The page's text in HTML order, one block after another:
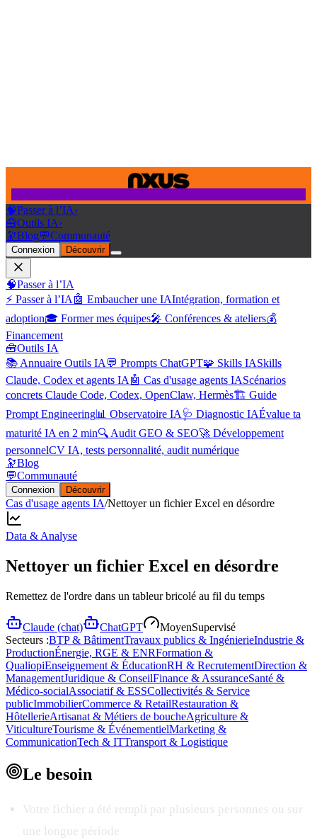
🧠Passer à l’IA›
🧰Outils IA›
🔭Blog💬Communauté
Connexion Découvrir
🧠Passer à l’IA
⚡ Passer à l’IA 🤖 Embaucher une IAIntégration, formation et
adoption🎓 Former mes équipes🎤 Conférences & ateliers💰
Financement
🧰Outils IA
📚 Annuaire Outils IA 💬 Prompts ChatGPT🧩 Skills IASkills
Claude, Codex et agents IA 🤖 Cas d'usage agents IAScénarios
concrets Claude Code, Codex, OpenClaw, Hermès🏗️ Guide
Prompt Engineering📊 Observatoire IA 🩺 Diagnostic IAÉvalue ta
maturité IA en 2 min🔍 Audit GEO & SEO🚀 Développement
personnelCV IA, tests personnalité, audit numérique
🔭Blog
💬Communauté
Connexion Découvrir
Cas d'usage agents IA/Nettoyer un fichier Excel en désordre
Data & Analyse
Nettoyer un fichier Excel en désordre
Remettez de l'ordre dans un tableur bricolé au fil du temps
Claude (chat) ChatGPT MoyenSupervisé
Secteurs :BTP & BâtimentTravaux publics & IngénierieIndustrie &
ProductionÉnergie, RGE & ENRFormation &
QualiopiEnseignement & ÉducationRH & RecrutementDirection &
ManagementJuridique & ConseilFinance & AssuranceSanté &
Médico-socialAssociatif & ESSCollectivités & Service
publicImmobilierCommerce & RetailRestauration &
HôtellerieArtisanat & Métiers de boucheAgriculture &
ViticultureTourisme & ÉvénementielMarketing &
CommunicationTech & ITTransport & Logistique
Le besoin
Votre fichier a été rempli par plusieurs personnes ou sur
une longue période